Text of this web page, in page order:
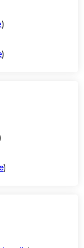
)
)
)